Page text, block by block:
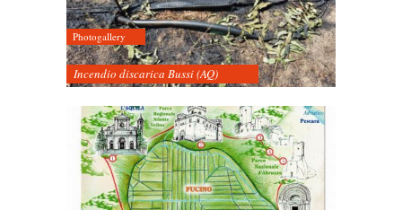
Photogallery
Incendio discarica Bussi (AQ)